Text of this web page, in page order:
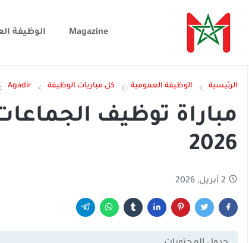
Magazine الوظيفة
الرئيسية الوظيفة العمومية كل مباريات الوظيفة Agadir
مباراة توظيف
2026
2 أبريل, 2026